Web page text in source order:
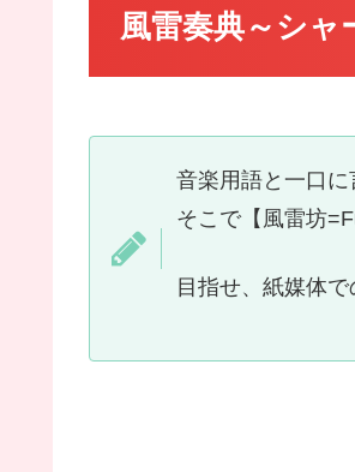
風雷奏典～シャ
音楽用語と一口に
そこで【風雷坊
目指せ、紙媒体で